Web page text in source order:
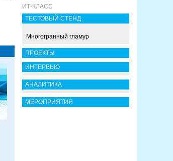
ИТ-КЛАСС
ТЕСТОВЫЙ СТЕНД
Многогранный гламур
ПРОЕКТЫ
ИНТЕРВЬЮ
АНАЛИТИКА
МЕРОПРИЯТИЯ